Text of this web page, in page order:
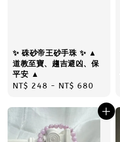
✨ 硃砂帝王砂手珠 ✨ ▲
道教至寶、趨吉避凶、保
平安 ▲
Regular
NT$ 248 - NT$ 680